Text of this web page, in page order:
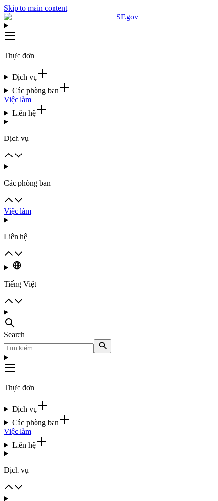
Skip to main content
SF.gov
Thực đơn
Dịch vụ
Các phòng ban
Việc làm
Liên hệ
Dịch vụ
Các phòng ban
Việc làm
Liên hệ
Tiếng Việt
Search
Thực đơn
Dịch vụ
Các phòng ban
Việc làm
Liên hệ
Dịch vụ